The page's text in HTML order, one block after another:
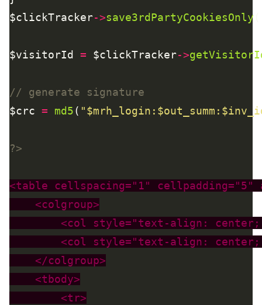
$clickTracker->save3rdPartyCookiesOnly
$visitorId = $clickTracker->
$crc = md5( "$mrh_login : $out_summ :
?>